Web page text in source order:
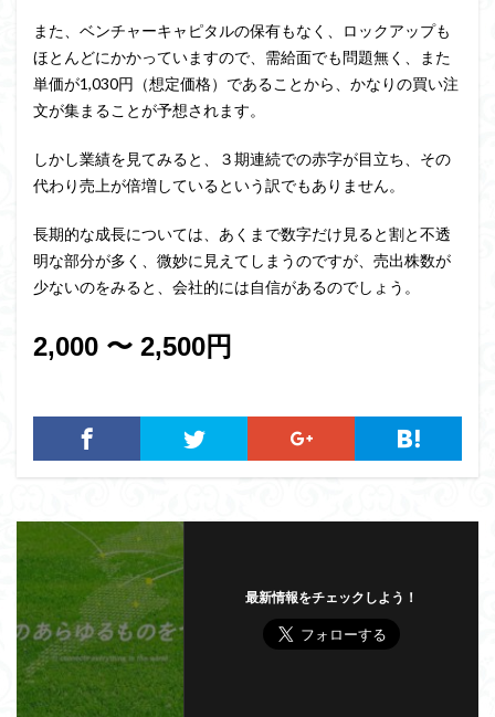
また、ベンチャーキャピタルの保有もなく、ロックアップも
ほとんどにかかっていますので、需給面でも問題無く、また
単価が1,030円（想定価格）であることから、かなりの買い注
文が集まることが予想されます。
しかし業績を見てみると、３期連続での赤字が目立ち、その
代わり売上が倍増しているという訳でもありません。
長期的な成長については、あくまで数字だけ見ると割と不透
明な部分が多く、微妙に見えてしまうのですが、売出株数が
少ないのをみると、会社的には自信があるのでしょう。
2,000 〜 2,500円
最新情報をチェックしよう！